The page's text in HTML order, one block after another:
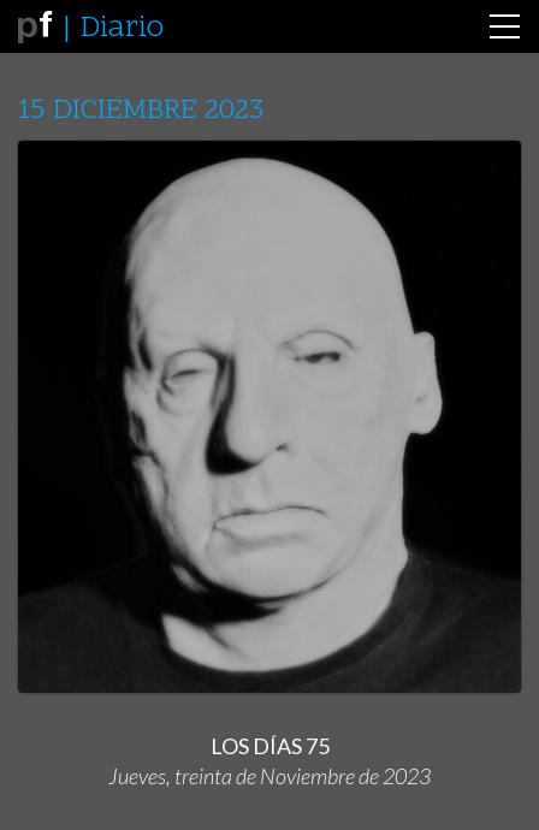
Diario
15 DICIEMBRE 2023
LOS DÍAS 75
Jueves, treinta de Noviembre de 2023